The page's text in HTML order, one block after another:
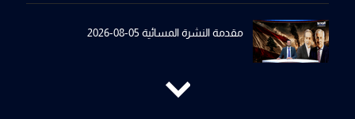
مقدمة النشرة المسائية 05-08-2026